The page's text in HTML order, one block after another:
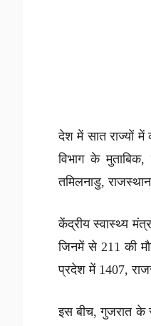
देश में सात राज्यों
विभाग के
तमिलनाडु,
केंद्रीय स्वास्थ्य
जिनमें से 211 की
प्रदेश में 1407,
इस बीच, गुजरात के